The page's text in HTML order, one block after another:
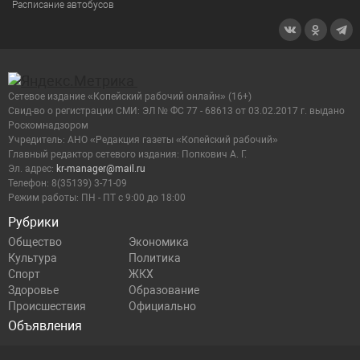
Расписание автобусов
Рубрики
Общество
Экономика
Культура
Политика
Спорт
ЖКХ
Здоровье
Образование
Происшествия
Официально
Объявления
Сетевое издание «Копейский рабочий онлайн» (16+)
Cвид-во о регистрации СМИ: ЭЛ № ФС 77 - 68613 от 03.02.2017 г. выдано
Роскомнадзором
Учредитель: АНО «Редакция газеты «Копейский рабочий»
Главный редактор сетевого издания: Попкович А. Г.
Эл. адрес: kr-manager@mail.ru
Телефон: 8(35139) 3-71-09
Режим работы: ПН - ПТ с 9:00 до 18:00